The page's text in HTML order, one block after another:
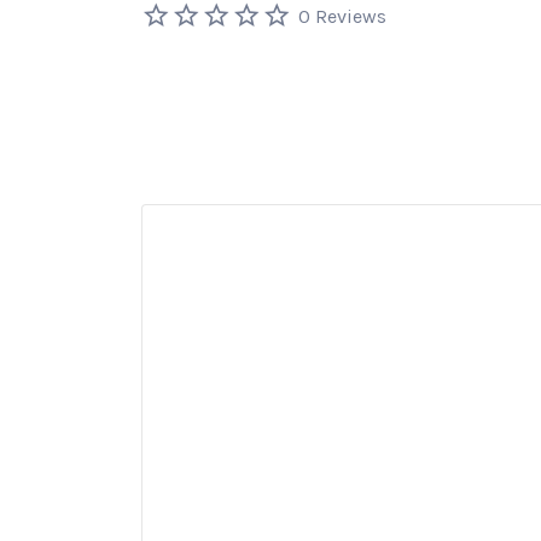
0 Reviews